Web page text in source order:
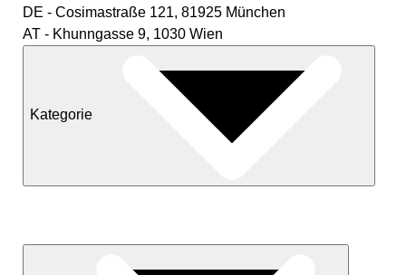
DE - Cosimastraße 121, 81925 München
AT - Khunngasse 9, 1030 Wien
Kategorie